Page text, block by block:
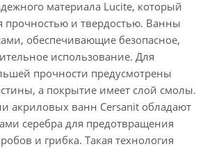
материала Lucite, который
прочностью и твердостью. Ванны
обеспечивающие безопасное,
использование. Для
прочности предусмотрены
а покрытие имеет слой смолы.
акриловых ванн Cersanit обладают
серебра для предотвращения
и грибка. Такая технология